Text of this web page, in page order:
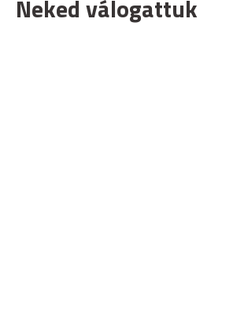
Neked válogattuk